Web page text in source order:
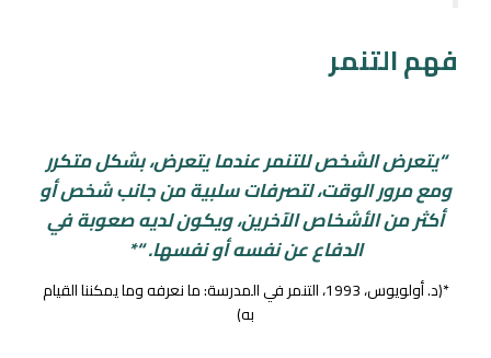
فهم التنمر
“يتعرض الشخص للتنمر عندما يتعرض، بشكل متكرر
ومع مرور الوقت، لتصرفات سلبية من جانب شخص أو
أكثر من الأشخاص الآخرين، ويكون لديه صعوبة في
الدفاع عن نفسه أو نفسها. “*
*(د. أولويوس، 1993،
التنمر في المدرسة: ما نعرفه وما يمكننا القيام
به)